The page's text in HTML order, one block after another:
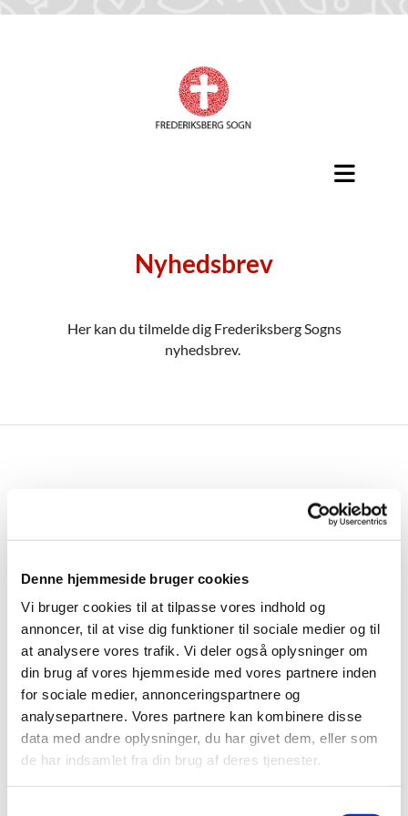
Denne hjemmeside bruger cookies
Vi bruger cookies til at tilpasse vores indhold og
annoncer, til at vise dig funktioner til sociale medier og til
at analysere vores trafik. Vi deler også oplysninger om
din brug af vores hjemmeside med vores partnere inden
for sociale medier, annonceringspartnere og
analysepartnere. Vores partnere kan kombinere disse
data med andre oplysninger, du har givet dem, eller som
de har indsamlet fra din brug af deres tjenester.
Nyhedsbrev
Her kan du tilmelde dig Frederiksberg Sogns
nyhedsbrev.